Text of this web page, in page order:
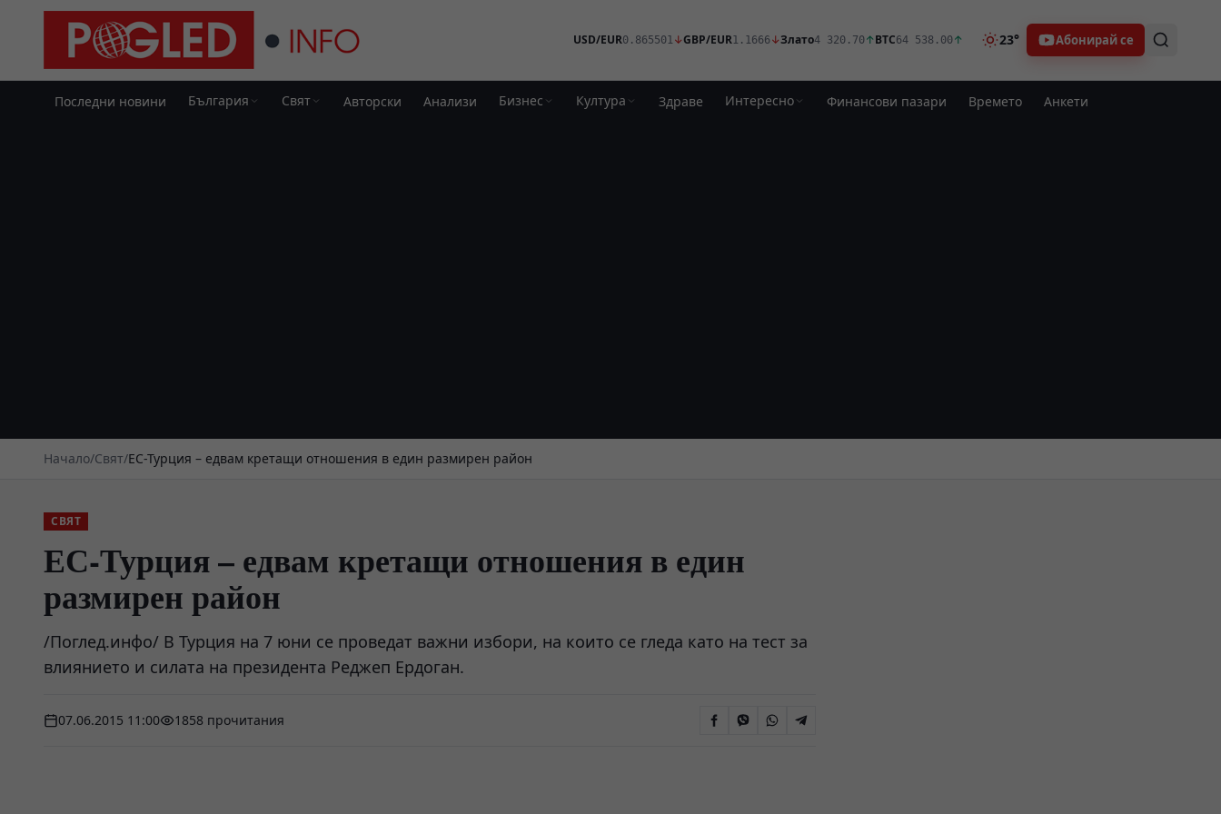
USD/EUR0.865501↓GBP/EUR1.1666↓Злато4 320.70↑BTC64 538.00↑ 23° Абонирай се
Последни новини България Свят Авторски Анализи Бизнес Култура Здраве Интересно Финансови пазари Времето Анкети
Начало/Свят/ЕС-Турция – едвам кретащи отношения в един размирен район
СВЯТ
ЕС-Турция – едвам кретащи отношения в един
размирен район
/Поглед.инфо/ В Турция на 7 юни се проведат важни избори, на които се гледа като на тест за
влиянието и силата на президента Реджеп Ердоган.
07.06.2015 11:00 1858 прочитания